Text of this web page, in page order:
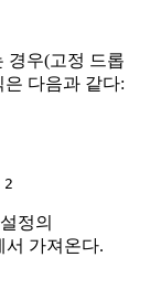
경우(고정 드롭
다음과 같다:
정의
서 가져온다.